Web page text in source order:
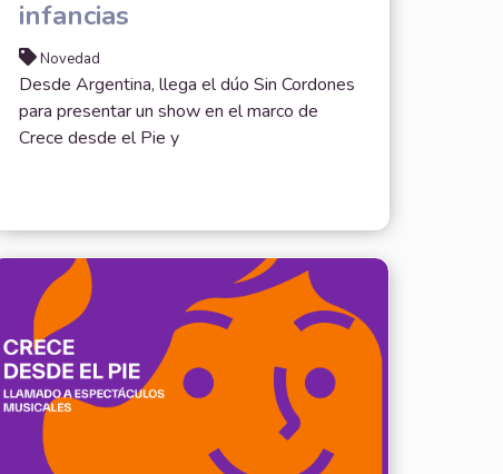
infancias
Novedad
Desde Argentina, llega el dúo Sin Cordones
para presentar un show en el marco de
Crece desde el Pie y